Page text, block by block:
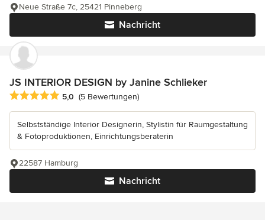
Nachricht
Neue Straße 7c, 25421 Pinneberg
JS INTERIOR DESIGN by Janine Schlieker
Durchschnittliche Bewertung: 5 von 5 Sternen
5,0 (5 Bewertungen)
Selbstständige Interior Designerin, Stylistin für Raumgestaltung
& Fotoproduktionen, Einrichtungsberaterin
Nachricht
22587 Hamburg